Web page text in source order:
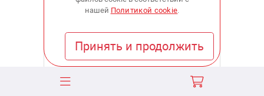
купить
В наличии:
в 2 магазинах
нашей Политикой cookie.
Принять и продолжить